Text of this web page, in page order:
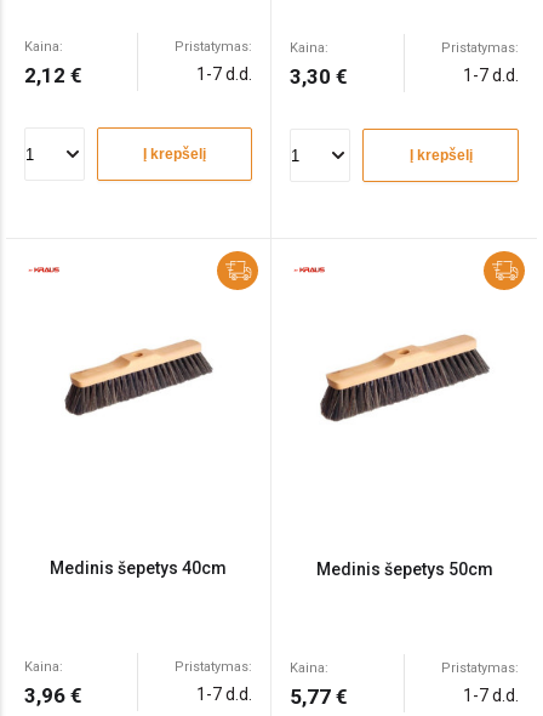
Kaina:
2,12 €
Pristatymas:
1-7 d.d.
Į krepšelį
Kaina:
3,30 €
Pristatymas:
1-7 d.d.
Į krepšelį
Medinis šepetys 40cm
Kaina:
3,96 €
Pristatymas:
1-7 d.d.
Medinis šepetys 50cm
Kaina:
5,77 €
Pristatymas:
1-7 d.d.